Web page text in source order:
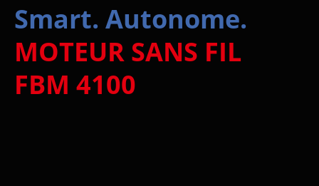
Smart. Autonome.
MOTEUR SANS FIL
FBM 4100